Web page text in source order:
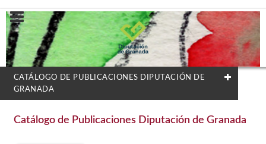
CATÁLOGO DE PUBLICACIONES DIPUTACIÓN DE
GRANADA
CATEGORÍAS
Catálogo de Publicaciones Diputación de Granada